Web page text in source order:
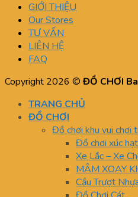
GIỚI THIỆU
Our Stores
TƯ VẤN
LIÊN HỆ
FAQ
Copyright 2026 ©ĐỒ CHƠI
TRANG CHỦ
ĐỒ CHƠI
Đồ chơi khu vui chơi
Đồ chơi xúc hạt
Xe Lắc – Xe
MÂM XOAY
Cầu Trượt